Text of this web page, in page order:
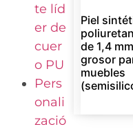
te líd
er de
cuer
o PU
Pers
onali
zació
Piel
de 1,4
grosor
muebles